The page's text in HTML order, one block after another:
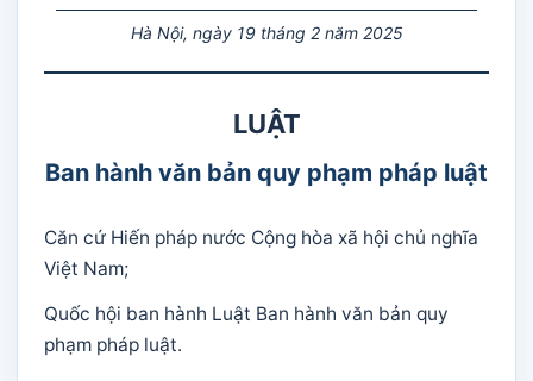
Hà Nội, ngày 19 tháng 2 năm 2025
LUẬT
Ban hành văn bản quy phạm pháp luật
Căn cứ Hiến pháp nước Cộng hòa xã hội chủ nghĩa
Việt Nam;
Quốc hội ban hành Luật Ban hành văn bản quy
phạm pháp luật.